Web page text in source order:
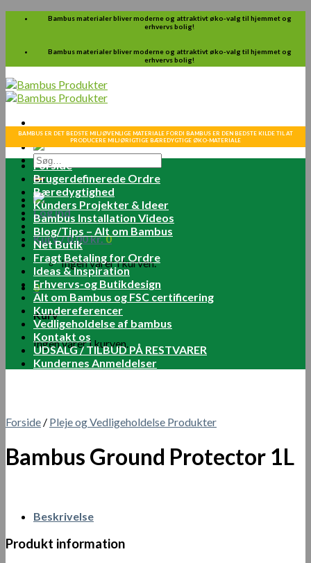
Skip
Bambus materialer bliver moderne og attraktivt øko-valg til hjemmet og
erhvervs bolig!
Bambus materialer bliver moderne og attraktivt øko-valg til hjemmet og
erhvervs bolig!
Søg
efter:
Log ind
Kurv /0.00kr.0
Ingen varer i kurven.
0
Kurv
Ingen varer i kurven.
BAMBUS ER DET BEDSTE MILJØVENLIGE MATERIALE FORDI BAMBUS ER DEN BEDSTE KILDE TIL AT
PRODUCERE MILJØRIGTIGE BÆREDYGTIGE ØKO-MATERIALE
Forside
Brugerdefinerede Ordre
Bæredygtighed
Kunders Projekter & Ideer
Bambus Installation Videos
Blog/Tips – Alt om Bambus
Net Butik
Fragt Betaling for Ordre
Ideas & Inspiration
Erhvervs-og Butikdesign
Alt om Bambus og FSC certificering
Kundereferencer
Vedligeholdelse af bambus
Kontakt os
UDSALG / TILBUD PÅ RESTVARER
Kundernes Anmeldelser
Forside / Pleje og Vedligeholdelse Produkter
Bambus Ground Protector 1L
Beskrivelse
Produkt information